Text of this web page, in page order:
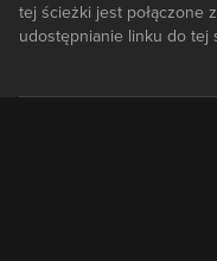
tej ścieżki jest połączone
udostępnianie linku do tej